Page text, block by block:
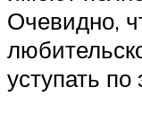
Очевидно,
уступать